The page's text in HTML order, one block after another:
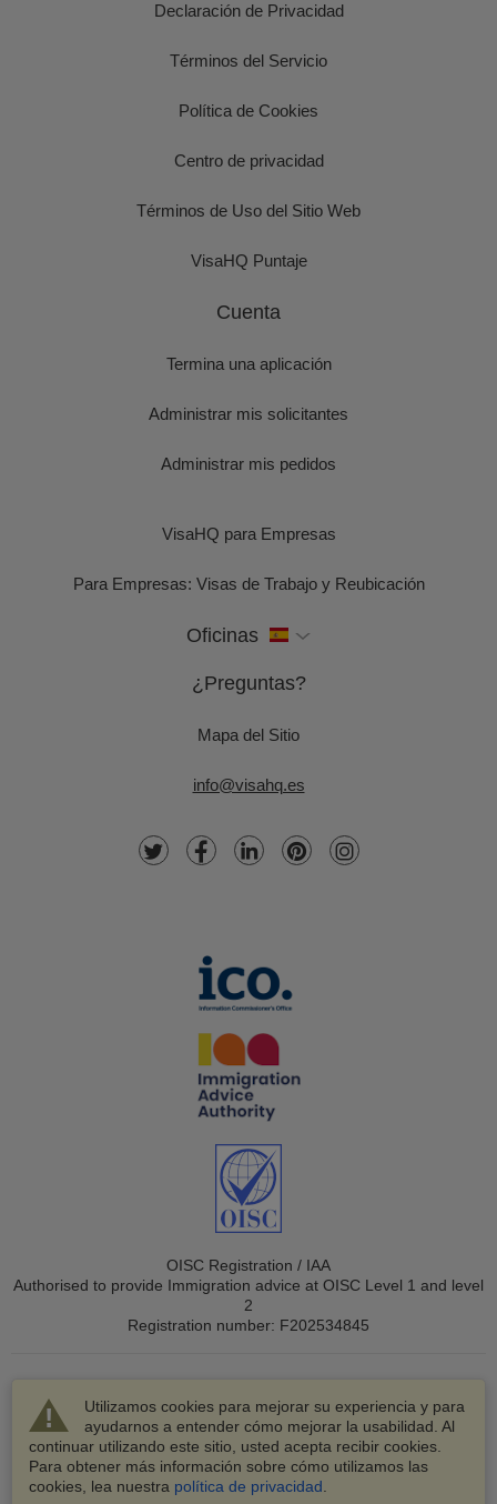
Utilizamos cookies para mejorar su experiencia y para
ayudarnos a entender cómo mejorar la usabilidad. Al
continuar utilizando este sitio, usted acepta recibir cookies.
Para obtener más información sobre cómo utilizamos las
cookies, lea nuestra política de privacidad
Declaración de Privacidad
Términos del Servicio
Política de Cookies
Centro de privacidad
Términos de Uso del Sitio Web
VisaHQ Puntaje
Cuenta
Termina una aplicación
Administrar mis solicitantes
Administrar mis pedidos
VisaHQ para Empresas
Para Empresas: Visas de Trabajo y Reubicación
Oficinas
¿Preguntas?
Mapa del Sitio
info@visahq.es
OISC Registration / IAA
Authorised to provide Immigration advice at OISC Level 1 and level
2
Registration number: F202534845
© 2003-2026 VisaHQ.com, Inc. Todos los derechos
reservados.
VisaHQ y el logotipo de VisaHQ son marcas registradas de